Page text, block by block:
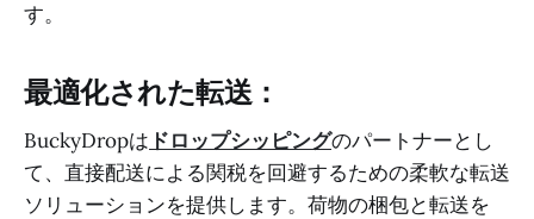
す。
最適化された転送：
BuckyDropは ドロップシッピングのパートナーとし
て、直接配送による関税を回避するための柔軟な転送
ソリューションを提供します。荷物の梱包と転送を